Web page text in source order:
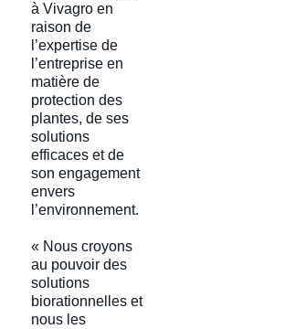
à Vivagro en
raison de
l’expertise de
l’entreprise en
matière de
protection des
plantes, de ses
solutions
efficaces et de
son engagement
envers
l’environnement.
« Nous croyons
au pouvoir des
solutions
biorationnelles et
nous les